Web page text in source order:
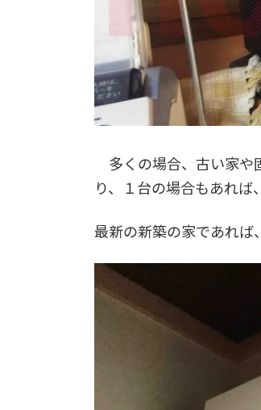
多くの場合、古い家や
り、１台の場合もあれば
最新の新築の家であれば